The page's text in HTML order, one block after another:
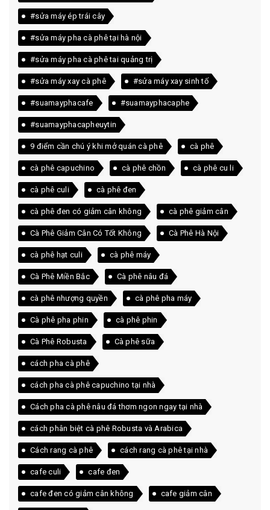
#sửa máy ép trái cây
#sửa máy pha cà phê tại hà nội
#sửa máy pha cà phê tai quảng trị
#sửa máy xay cà phê #sửa máy xay sinh tố
#suamayphacafe #suamayphacaphe
#suamayphacapheuytin
9 điểm cần chú ý khi mở quán cà phê cà phê
cà phê capuchino cà phê chồn cà phê cu li
cà phê culi cà phê đen
cà phê đen có giảm cân không cà phê giảm cân
Cà Phê Giảm Cân Có Tốt Không Cà Phê Hà Nội
cà phê hạt culi cà phê máy
Cà Phê Miền Bắc Cà phê nâu đá
cà phê nhượng quyền cà phê pha máy
Cà phê pha phin cà phê phin
Cà Phê Robusta Cà phê sữa
cách pha cà phê
cách pha cà phê capuchino tại nhà
Cách pha cà phê nâu đá thơm ngon ngay tại nhà
cách phân biệt cà phê Robusta và Arabica
Cách rang cà phê cách rang cà phê tại nhà
cafe culi cafe đen
cafe đen có giảm cân không cafe giảm cân